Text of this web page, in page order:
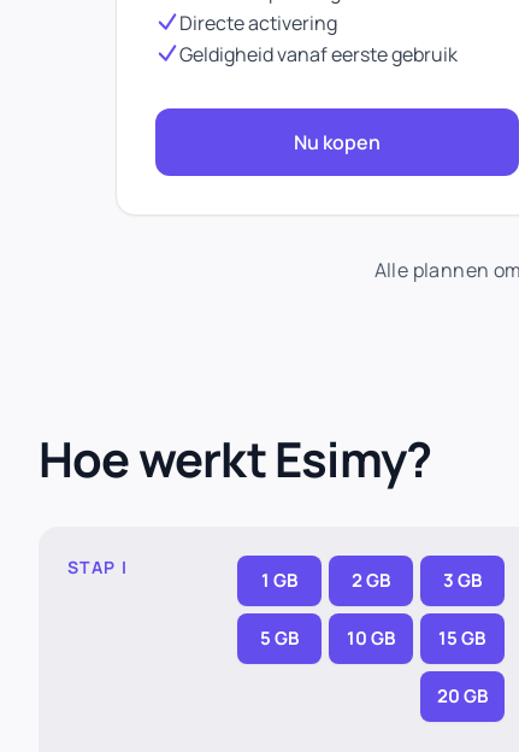
Directe activering
Geldigheid vanaf eerste gebruik
Nu kopen
Alle plannen
Hoe werkt Esimy?
STAP I
1 GB 2 GB 3 GB
5 GB 10 GB 15 GB
20 GB